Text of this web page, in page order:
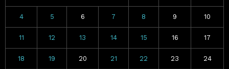
4 5 6 7 8 9 10
11 12 13 14 15 16 17
18 19 20 21 22 23 24